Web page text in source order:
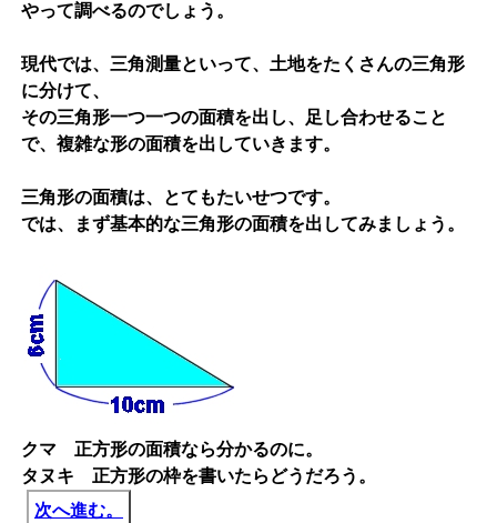
やって調べるのでしょう。
現代では、三角測量といって、土地をたくさんの三角形
に分けて、
その三角形一つ一つの面積を出し、足し合わせること
で、複雑な形の面積を出していきます。
三角形の面積は、とてもたいせつです。
では、まず基本的な三角形の面積を出してみましょう。
クマ 正方形の面積なら分かるのに。
タヌキ 正方形の枠を書いたらどうだろう。
次へ進む。